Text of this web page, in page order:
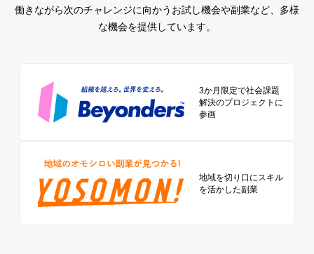
働きながら次のチャレンジに向かうお試し機会や副業など、多様
な機会を提供しています。
3か月限定で社会課題
解決のプロジェクトに
参画
地域を切り口に スキル
を活かした副業